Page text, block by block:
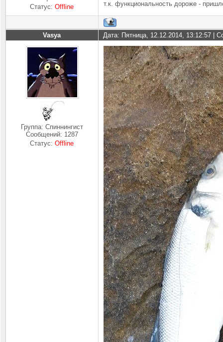
Статус:Offline т.к. функциональность дороже -
Vasya Дата: Пятница, 12.12.2014, 13:12:57 |
Группа: Спиннингист
Сообщений: 1287
Статус:Offline